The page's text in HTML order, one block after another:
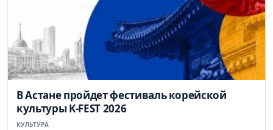
В Астане пройдет фестиваль корейской
культуры K-FEST 2026
КУЛЬТУРА